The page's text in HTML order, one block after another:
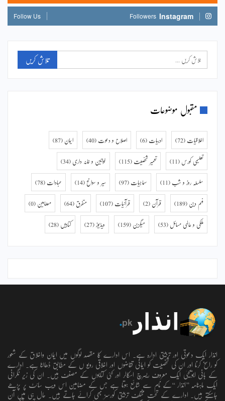
Instagram
Followers
Follow Us
مقبول موضوعات
اخلاقیات (72) ادبیات (6) اصلاح و دعوت (40) ایمان (87)
تعلیمی کورس (11) تعمیر شخصیت (115) خواتین و خانہ داری (34)
سلسلہ روز و شب (11) سماجیات (97) سیر و سوانح (14) عبادات (78)
فہم دین (189) قرآن (2) قرآنیات (107) متفرق (64) مضامین (0)
ملکی و عالمی مسائل (53) میگزین (159) ویڈیوز (27) کتابیں (28)
انذار ایک دعوتی اور تربیتی ادارہ ہے۔ اس ادارے کا مقصد لوگوں میں ایمان واخلاق کے شعور
کو راسخ کرنا اور ان کی شخصیت کو ایمانی تقاضوں اور اخلاقی رویو ں کے مطابق ڈھالنا ہے۔ ادارے
کے بانی ابویحییٰ ایک معروف ریسرچ اسکالر اور کئی کتابوں کے مصنف ہیں۔ ان کی زیر نگرانی
ایک ماہنامہ ’’انذار ‘‘کے نام سے شائع ہوتا ہے جس کے مضامین اس ویب سائٹ پر پڑھے
جاسکتے ہیں۔ ادارے کے تحت مختلف تربیتی کورسز بھی کرائے جاتے ہیں۔ حال ہی میں آن